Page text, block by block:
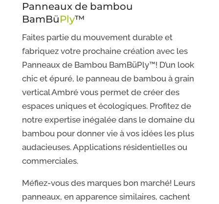
Panneaux de bambou
BamBüPly™
Faites partie du mouvement durable et
fabriquez votre prochaine création avec les
Panneaux de Bambou BamBüPly™! D’un look
chic et épuré, le panneau de bambou à grain
vertical Ambré vous permet de créer des
espaces uniques et écologiques. Profitez de
notre expertise inégalée dans le domaine du
bambou pour donner vie à vos idées les plus
audacieuses. Applications résidentielles ou
commerciales.
Méfiez-vous des marques bon marché! Leurs
panneaux, en apparence similaires, cachent